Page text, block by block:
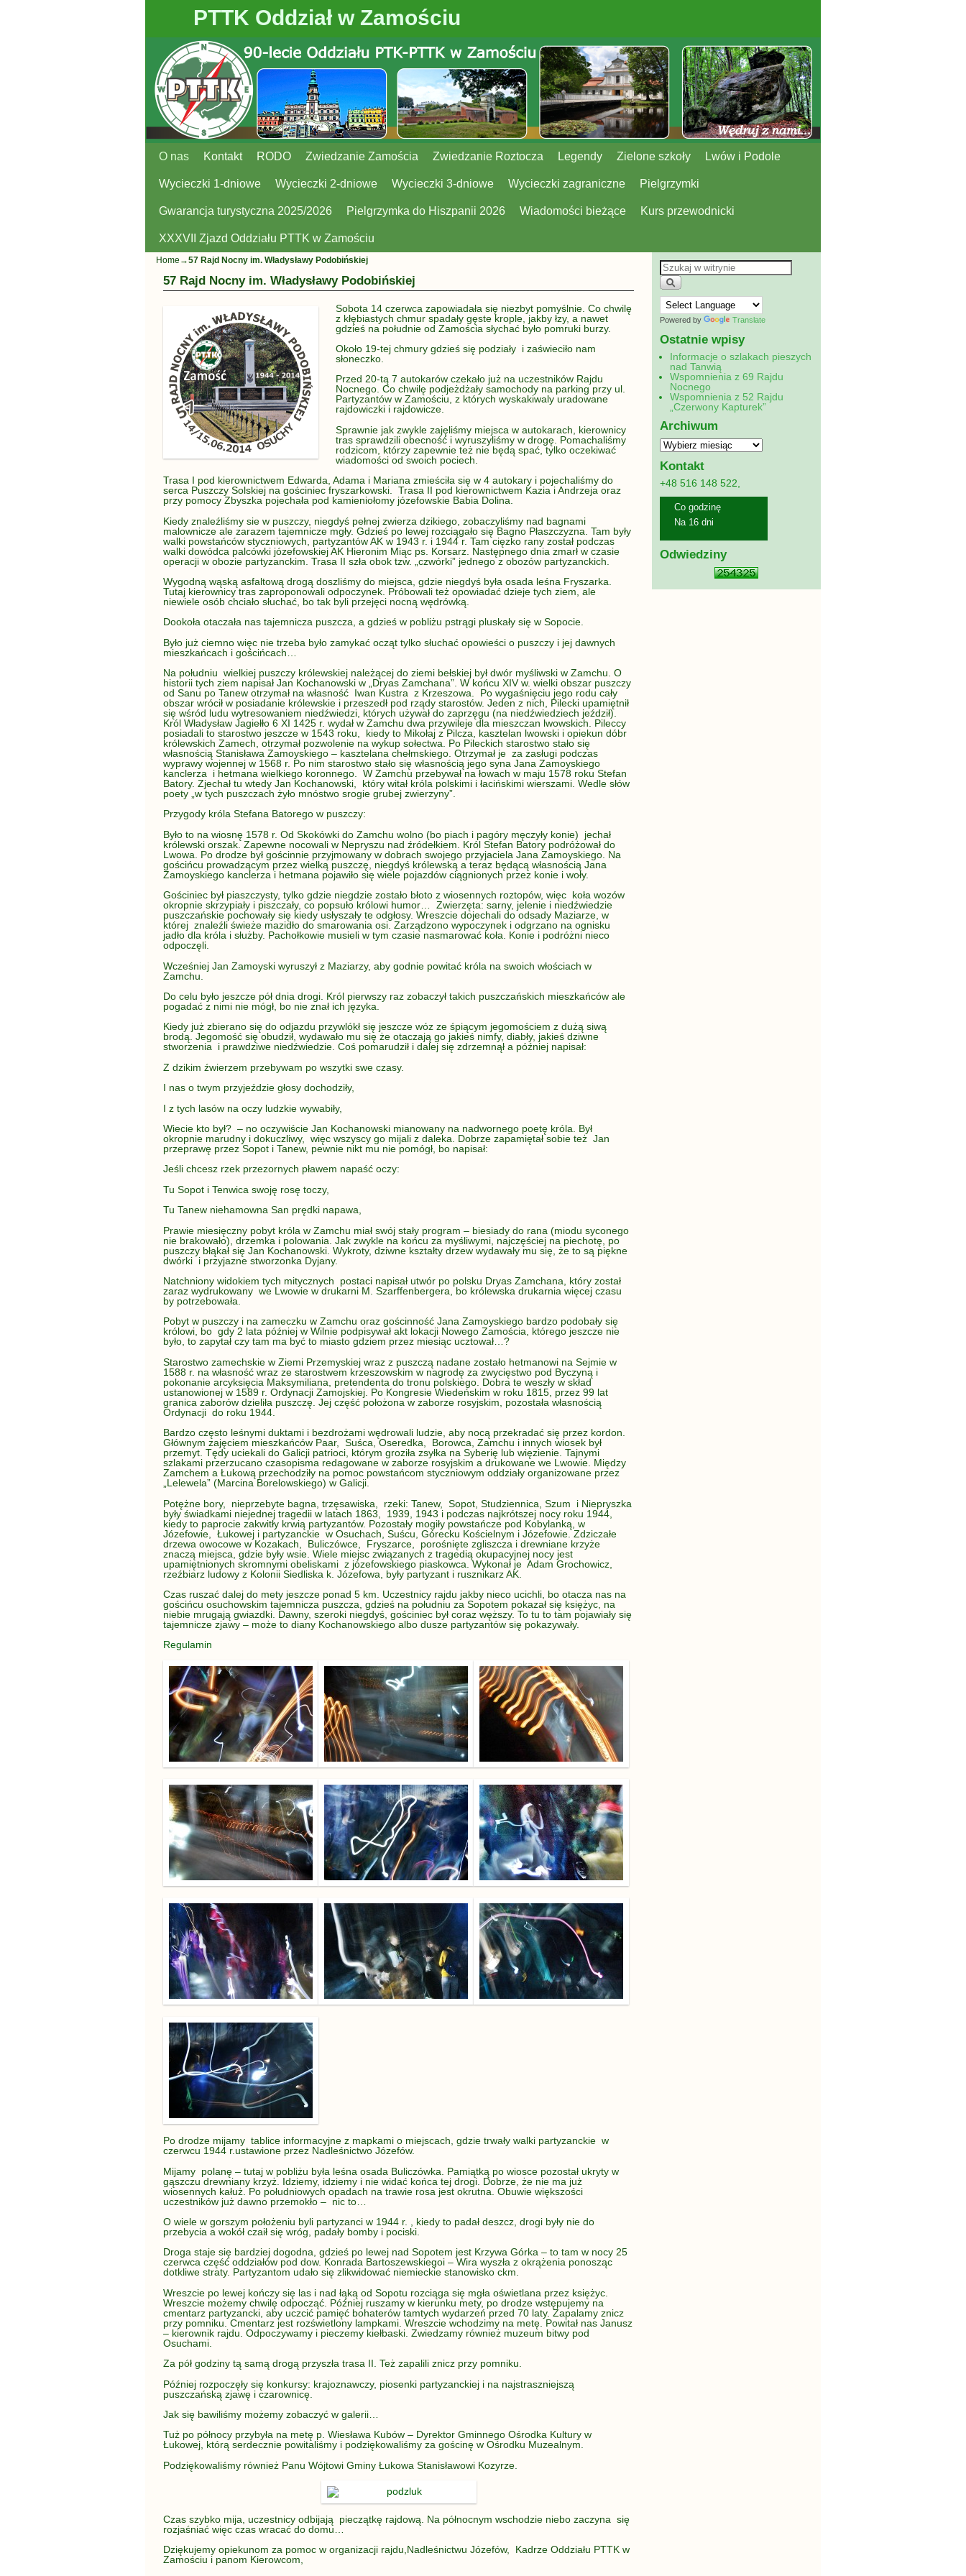
PTTK Oddział w Zamościu
Przejdź do głównej treści
Przejdź do
O nas Kontakt RODO Zwiedzanie Zamościa Zwiedzanie Roztocza Legendy Zielone szkoły Lwów i Podole
Wycieczki 1-dniowe Wycieczki 2-dniowe Wycieczki 3-dniowe Wycieczki zagraniczne Pielgrzymki
Gwarancja turystyczna 2025/2026 Pielgrzymka do Hiszpanii 2026 Wiadomości bieżące Kurs przewodnicki
XXXVII Zjazd Oddziału PTTK w Zamościu
Home →57 Rajd Nocny im. Władysławy Podobińskiej
57 Rajd Nocny im. Władysławy Podobińskiej
Sobota 14 czerwca zapowiadała się niezbyt pomyślnie. Co chwilę
z kłębiastych chmur spadały gęste krople, jakby łzy, a nawet
gdzieś na południe od Zamościa słychać było pomruki burzy.
Około 19-tej chmury gdzieś się podziały i zaświeciło nam
słoneczko.
Przed 20-tą 7 autokarów czekało już na uczestników Rajdu
Nocnego. Co chwilę podjeżdżały samochody na parking przy ul.
Partyzantów w Zamościu, z których wyskakiwaly uradowane
rajdowiczki i rajdowicze.
Sprawnie jak zwykle zajęliśmy miejsca w autokarach, kierownicy
tras sprawdzili obecność i wyruszyliśmy w drogę. Pomachaliśmy
rodzicom, którzy zapewnie też nie będą spać, tylko oczekiwać
wiadomości od swoich pociech.
Trasa I pod kierownictwem Edwarda, Adama i Mariana zmieściła się w 4 autokary i pojechaliśmy do
serca Puszczy Solskiej na gościniec fryszarkowski. Trasa II pod kierownictwem Kazia i Andrzeja oraz
przy pomocy Zbyszka pojechała pod kamieniołomy józefowskie Babia Dolina.
Kiedy znaleźliśmy sie w puszczy, niegdyś pełnej zwierza dzikiego, zobaczyliśmy nad bagnami
malownicze ale zarazem tajemnicze mgły. Gdzieś po lewej rozciągało się Bagno Płaszczyzna. Tam były
walki powstańców styczniowych, partyzantów AK w 1943 r. i 1944 r. Tam cięzko rany został podczas
walki dowódca palcówki józefowskiej AK Hieronim Miąc ps. Korsarz. Następnego dnia zmarł w czasie
operacji w obozie partyzanckim. Trasa II szła obok tzw. „czwórki” jednego z obozów partyzanckich.
Wygodną wąską asfaltową drogą doszliśmy do miejsca, gdzie niegdyś była osada leśna Fryszarka.
Tutaj kierownicy tras zaproponowali odpoczynek. Próbowali też opowiadać dzieje tych ziem, ale
niewiele osób chciało słuchać, bo tak byli przejęci nocną wędrówką.
Dookoła otaczała nas tajemnicza puszcza, a gdzieś w pobliżu pstrągi pluskały się w Sopocie.
Było już ciemno więc nie trzeba było zamykać ocząt tylko słuchać opowieści o puszczy i jej dawnych
mieszkańcach i gościńcach…
Na południu wielkiej puszczy królewskiej należącej do ziemi bełskiej był dwór myśliwski w Zamchu. O
historii tych ziem napisał Jan Kochanowski w „Dryas Zamchana”. W końcu XIV w. wielki obszar puszczy
od Sanu po Tanew otrzymał na własność Iwan Kustra z Krzeszowa. Po wygaśnięciu jego rodu cały
obszar wrócił w posiadanie królewskie i przeszedł pod rządy starostów. Jeden z nich, Pilecki upamiętnił
się wśród ludu wytresowaniem niedźwiedzi, których używał do zaprzęgu (na niedźwiedziech jeździł).
Król Władysław Jagiełło 6 XI 1425 r. wydał w Zamchu dwa przywileje dla mieszczan lwowskich. Pileccy
posiadali to starostwo jeszcze w 1543 roku, kiedy to Mikołaj z Pilcza, kasztelan lwowski i opiekun dóbr
królewskich Zamech, otrzymał pozwolenie na wykup sołectwa. Po Pileckich starostwo stało się
własnością Stanisława Zamoyskiego – kasztelana chełmskiego. Otrzymał je za zasługi podczas
wyprawy wojennej w 1568 r. Po nim starostwo stało się własnością jego syna Jana Zamoyskiego
kanclerza i hetmana wielkiego koronnego. W Zamchu przebywał na łowach w maju 1578 roku Stefan
Batory. Zjechał tu wtedy Jan Kochanowski, który witał króla polskimi i łacińskimi wierszami. Wedle słów
poety „w tych puszczach żyło mnóstwo srogie grubej zwierzyny”.
Przygody króla Stefana Batorego w puszczy:
Było to na wiosnę 1578 r. Od Skokówki do Zamchu wolno (bo piach i pagóry męczyły konie) jechał
królewski orszak. Zapewne nocowali w Nepryszu nad źródełkiem. Król Stefan Batory podróżował do
Lwowa. Po drodze był gościnnie przyjmowany w dobrach swojego przyjaciela Jana Zamoyskiego. Na
gościńcu prowadzącym przez wielką puszczę, niegdyś królewską a teraz będącą własnością Jana
Zamoyskiego kanclerza i hetmana pojawiło się wiele pojazdów ciągnionych przez konie i woły.
Gościniec był piaszczysty, tylko gdzie niegdzie zostało błoto z wiosennych roztopów, więc koła wozów
okropnie skrzypiały i piszczały, co popsuło królowi humor… Zwierzęta: sarny, jelenie i niedźwiedzie
puszczańskie pochowały się kiedy usłyszały te odgłosy. Wreszcie dojechali do odsady Maziarze, w
której znaleźli świeże mazidło do smarowania osi. Zarządzono wypoczynek i odgrzano na ognisku
jadło dla króla i służby. Pachołkowie musieli w tym czasie nasmarować koła. Konie i podróżni nieco
odpoczęli.
Wcześniej Jan Zamoyski wyruszył z Maziarzy, aby godnie powitać króla na swoich włościach w
Zamchu.
Do celu było jeszcze pół dnia drogi. Król pierwszy raz zobaczył takich puszczańskich mieszkańców ale
pogadać z nimi nie mógł, bo nie znał ich języka.
Kiedy już zbierano się do odjazdu przywlókł się jeszcze wóz ze śpiącym jegomościem z dużą siwą
brodą. Jegomość się obudził, wydawało mu się że otaczają go jakieś nimfy, diabły, jakieś dziwne
stworzenia i prawdziwe niedźwiedzie. Coś pomarudził i dalej się zdrzemnął a później napisał:
Z dzikim źwierzem przebywam po wszytki swe czasy.
I nas o twym przyjeździe głosy dochodziły,
I z tych lasów na oczy ludzkie wywabiły,
Wiecie kto był? – no oczywiście Jan Kochanowski mianowany na nadwornego poetę króla. Był
okropnie marudny i dokuczliwy, więc wszyscy go mijali z daleka. Dobrze zapamiętał sobie też Jan
przeprawę przez Sopot i Tanew, pewnie nikt mu nie pomógł, bo napisał:
Jeśli chcesz rzek przezornych pławem napaść oczy:
Tu Sopot i Tenwica swoję rosę toczy,
Tu Tanew niehamowna San prędki napawa,
Prawie miesięczny pobyt króla w Zamchu miał swój stały program – biesiady do rana (miodu syconego
nie brakowało), drzemka i polowania. Jak zwykle na końcu za myśliwymi, najczęściej na piechotę, po
puszczy błąkał się Jan Kochanowski. Wykroty, dziwne kształty drzew wydawały mu się, że to są piękne
dwórki i przyjazne stworzonka Dyjany.
Natchniony widokiem tych mitycznych postaci napisał utwór po polsku Dryas Zamchana, który został
zaraz wydrukowany we Lwowie w drukarni M. Szarffenbergera, bo królewska drukarnia więcej czasu
by potrzebowała.
Pobyt w puszczy i na zameczku w Zamchu oraz gościnność Jana Zamoyskiego bardzo podobały się
królowi, bo gdy 2 lata później w Wilnie podpisywał akt lokacji Nowego Zamościa, którego jeszcze nie
było, to zapytał czy tam ma być to miasto gdziem przez miesiąc ucztował…?
Starostwo zamechskie w Ziemi Przemyskiej wraz z puszczą nadane zostało hetmanowi na Sejmie w
1588 r. na własność wraz ze starostwem krzeszowskim w nagrodę za zwycięstwo pod Byczyną i
pokonanie arcyksięcia Maksymiliana, pretendenta do tronu polskiego. Dobra te weszły w skład
ustanowionej w 1589 r. Ordynacji Zamojskiej. Po Kongresie Wiedeńskim w roku 1815, przez 99 lat
granica zaborów dzieliła puszczę. Jej część położona w zaborze rosyjskim, pozostała własnością
Ordynacji do roku 1944.
Bardzo często leśnymi duktami i bezdrożami wędrowali ludzie, aby nocą przekradać się przez kordon.
Głównym zajęciem mieszkańców Paar, Suśca, Oseredka, Borowca, Zamchu i innych wiosek był
przemyt. Tędy uciekali do Galicji patrioci, którym groziła zsyłka na Syberię lub więzienie. Tajnymi
szlakami przerzucano czasopisma redagowane w zaborze rosyjskim a drukowane we Lwowie. Między
Zamchem a Łukową przechodziły na pomoc powstańcom styczniowym oddziały organizowane przez
„Lelewela” (Marcina Borelowskiego) w Galicji.
Potężne bory, nieprzebyte bagna, trzęsawiska, rzeki: Tanew, Sopot, Studziennica, Szum i Niepryszka
były świadkami niejednej tragedii w latach 1863, 1939, 1943 i podczas najkrótszej nocy roku 1944,
kiedy to paprocie zakwitły krwią partyzantów. Pozostały mogiły powstańcze pod Kobylanką, w
Józefowie, Łukowej i partyzanckie w Osuchach, Suścu, Górecku Kościelnym i Józefowie. Zdziczałe
drzewa owocowe w Kozakach, Buliczówce, Fryszarce, porośnięte zgliszcza i drewniane krzyże
znaczą miejsca, gdzie były wsie. Wiele miejsc związanych z tragedią okupacyjnej nocy jest
upamiętnionych skromnymi obeliskami z józefowskiego piaskowca. Wykonał je Adam Grochowicz,
rzeźbiarz ludowy z Kolonii Siedliska k. Józefowa, były partyzant i rusznikarz AK.
Czas ruszać dalej do mety jeszcze ponad 5 km. Uczestnicy rajdu jakby nieco ucichli, bo otacza nas na
gościńcu osuchowskim tajemnicza puszcza, gdzieś na południu za Sopotem pokazał się księżyc, na
niebie mrugają gwiazdki. Dawny, szeroki niegdyś, gościniec był coraz węższy. To tu to tam pojawiały się
tajemnicze zjawy – może to diany Kochanowskiego albo dusze partyzantów się pokazywały.
Regulamin
Po drodze mijamy tablice informacyjne z mapkami o miejscach, gdzie trwały walki partyzanckie w
czerwcu 1944 r.ustawione przez Nadleśnictwo Józefów.
Mijamy polanę – tutaj w pobliżu była leśna osada Buliczówka. Pamiątką po wiosce pozostał ukryty w
gąszczu drewniany krzyż. Idziemy, idziemy i nie widać końca tej drogi. Dobrze, że nie ma już
wiosennych kałuż. Po południowych opadach na trawie rosa jest okrutna. Obuwie większości
uczestników już dawno przemokło – nic to…
O wiele w gorszym położeniu byli partyzanci w 1944 r. , kiedy to padał deszcz, drogi były nie do
przebycia a wokół czaił się wróg, padały bomby i pociski.
Droga staje się bardziej dogodna, gdzieś po lewej nad Sopotem jest Krzywa Górka – to tam w nocy 25
czerwca część oddziałów pod dow. Konrada Bartoszewskiegoi – Wira wyszła z okrążenia ponosząc
dotkliwe straty. Partyzantom udało się zlikwidować niemieckie stanowisko ckm.
Wreszcie po lewej kończy się las i nad łąką od Sopotu rozciąga się mgła oświetlana przez księżyc.
Wreszcie możemy chwilę odpocząć. Później ruszamy w kierunku mety, po drodze wstępujemy na
cmentarz partyzancki, aby uczcić pamięć bohaterów tamtych wydarzeń przed 70 laty. Zapalamy znicz
przy pomniku. Cmentarz jest rozświetlony lampkami. Wreszcie wchodzimy na metę. Powitał nas Janusz
– kierownik rajdu. Odpoczywamy i pieczemy kiełbaski. Zwiedzamy również muzeum bitwy pod
Osuchami.
Za pół godziny tą samą drogą przyszła trasa II. Też zapalili znicz przy pomniku.
Później rozpoczęły się konkursy: krajoznawczy, piosenki partyzanckiej i na najstraszniejszą
puszczańską zjawę i czarownicę.
Jak się bawiliśmy możemy zobaczyć w galerii…
Tuż po północy przybyła na metę p. Wiesława Kubów – Dyrektor Gminnego Ośrodka Kultury w
Łukowej, którą serdecznie powitaliśmy i podziękowaliśmy za gościnę w Ośrodku Muzealnym.
Podziękowaliśmy również Panu Wójtowi Gminy Łukowa Stanisławowi Kozyrze.
Czas szybko mija, uczestnicy odbijają pieczątkę rajdową. Na północnym wschodzie niebo zaczyna się
rozjaśniać więc czas wracać do domu…
Dziękujemy opiekunom za pomoc w organizacji rajdu,Nadleśnictwu Józefów, Kadrze Oddziału PTTK w
Zamościu i panom Kierowcom,
Powered by Translate
Ostatnie wpisy
Informacje o szlakach pieszych
nad Tanwią
Wspomnienia z 69 Rajdu
Nocnego
Wspomnienia z 52 Rajdu
„Czerwony Kapturek”
Archiwum
Kontakt
+48 516 148 522,
Co godzinę
Na 16 dni
Odwiedziny